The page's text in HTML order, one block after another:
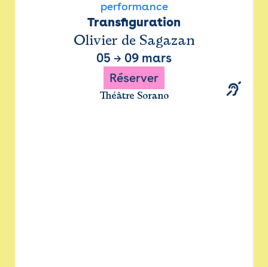
performance
Transfiguration
Olivier de Sagazan
05 → 09 mars
Réserver
Théâtre Sorano